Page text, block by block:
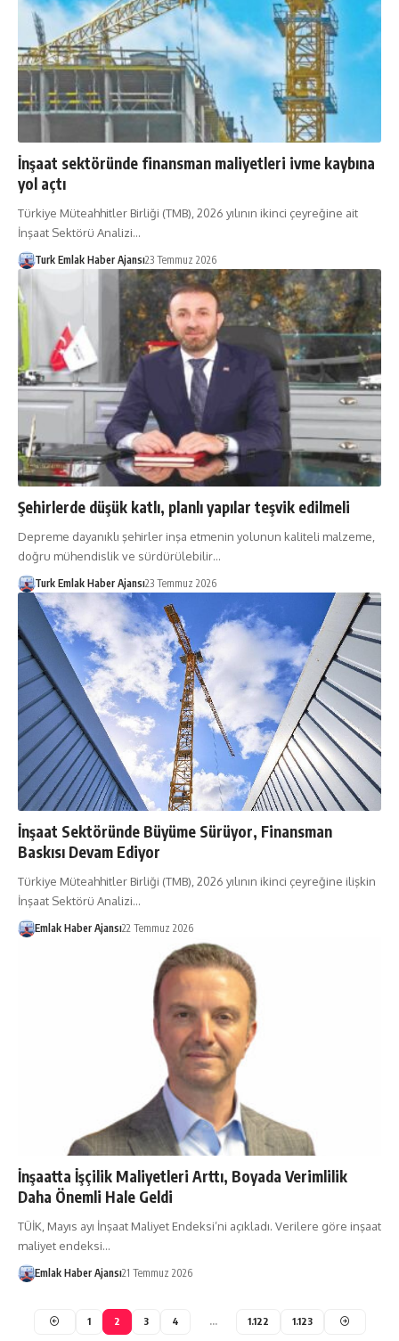
İnşaat sektöründe finansman maliyetleri ivme kaybına
yol açtı
Türkiye Müteahhitler Bir­liği (TMB), 2026 yılının ikinci çeyreğine ait
İnşaat Sek­törü Analizi…
Turk Emlak Haber Ajansı23 Temmuz 2026
Şehirlerde düşük katlı, planlı yapılar teşvik edilmeli
Depreme dayanıklı şehir­ler inşa etmenin yolunun kaliteli malzeme,
doğru mü­hendislik ve sürdürülebilir…
Turk Emlak Haber Ajansı23 Temmuz 2026
İnşaat Sektöründe Büyüme Sürüyor, Finansman
Baskısı Devam Ediyor
Türkiye Müteahhitler Birliği (TMB), 2026 yılının ikinci çeyreğine ilişkin
İnşaat Sektörü Analizi…
Emlak Haber Ajansı22 Temmuz 2026
İnşaatta İşçilik Maliyetleri Arttı, Boyada Verimlilik
Daha Önemli Hale Geldi
TÜİK, Mayıs ayı İnşaat Maliyet Endeksi’ni açıkladı. Verilere göre inşaat
maliyet endeksi…
Emlak Haber Ajansı21 Temmuz 2026
1 2 3 4 … 1.122 1.123